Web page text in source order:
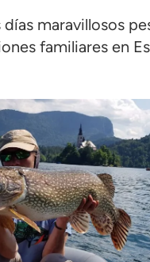
días maravillosos
familiares en